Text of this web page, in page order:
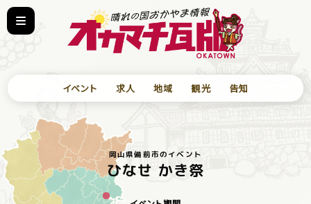
イベント 求人 地域 観光 告知
岡山県備前市のイベント
ひなせ かき祭